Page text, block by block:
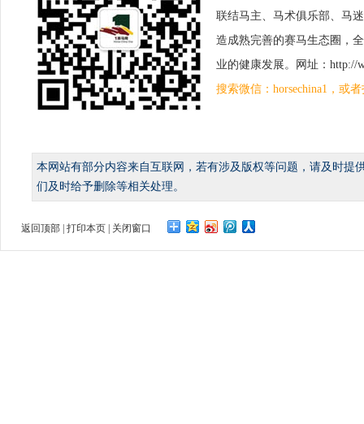
联结马主、马术俱乐部、马
造成熟完善的赛马生态圈，
业的健康发展。网址：http://
搜索微信：horsechina1，或
本网站有部分内容来自互联网，若有涉及版权等问题，请及时提
们及时给予删除等相关处理。
返回顶部 打印本页 关闭窗口